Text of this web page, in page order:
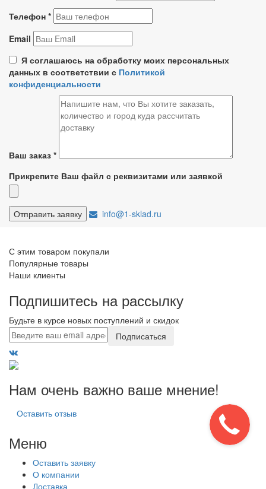
Телефон *
Email
Я соглашаюсь на обработку моих персональных
данных в соответствии с Политикой
конфиденциальности
Ваш заказ *
Прикрепите Ваш файл с реквизитами или заявкой
info@1-sklad.ru
С этим товаром покупали
Популярные товары
Наши клиенты
Подпишитесь на рассылку
Будьте в курсе новых поступлений и скидок
Подписаться
Нам очень важно ваше мнение!
Оставить отзыв
Меню
Оставить заявку
О компании
Доставка